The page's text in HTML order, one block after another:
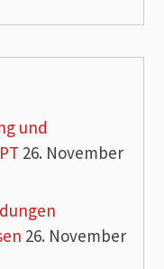
und
26. November
26. November